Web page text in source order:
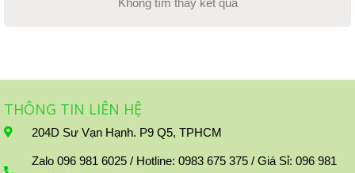
Không tìm thấy kết quả
THÔNG TIN LIÊN HỆ
204D Sư Vạn Hạnh. P9 Q5, TPHCM
Zalo 096 981 6025 / Hotline: 0983 675 375 / Giá Sỉ: 096 981